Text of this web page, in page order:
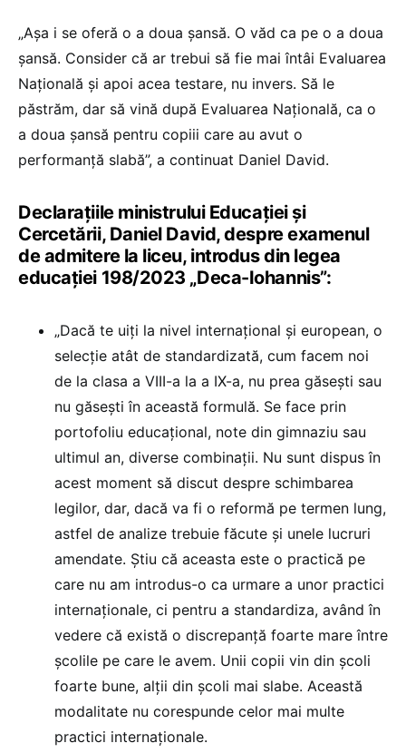
„Așa i se oferă o a doua șansă. O văd ca pe o a doua
șansă. Consider că ar trebui să fie mai întâi Evaluarea
Națională și apoi acea testare, nu invers. Să le
păstrăm, dar să vină după Evaluarea Națională, ca o
a doua șansă pentru copiii care au avut o
performanță slabă”, a continuat Daniel David.
Declarațiile ministrului Educației și
Cercetării, Daniel David, despre examenul
de admitere la liceu, introdus din legea
educației 198/2023 „Deca-Iohannis”:
„Dacă te uiți la nivel internațional și european, o
selecție atât de standardizată, cum facem noi
de la clasa a VIII-a la a IX-a, nu prea găsești sau
nu găsești în această formulă. Se face prin
portofoliu educațional, note din gimnaziu sau
ultimul an, diverse combinații. Nu sunt dispus în
acest moment să discut despre schimbarea
legilor, dar, dacă va fi o reformă pe termen lung,
astfel de analize trebuie făcute și unele lucruri
amendate. Știu că aceasta este o practică pe
care nu am introdus-o ca urmare a unor practici
internaționale, ci pentru a standardiza, având în
vedere că există o discrepanță foarte mare între
școlile pe care le avem. Unii copii vin din școli
foarte bune, alții din școli mai slabe. Această
modalitate nu corespunde celor mai multe
practici internaționale.